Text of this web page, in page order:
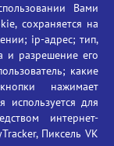
Вами
сохраняется на
ip-адрес; тип,
и разрешение его
какие
нажимает
используется для
интернет-
Пиксель VK